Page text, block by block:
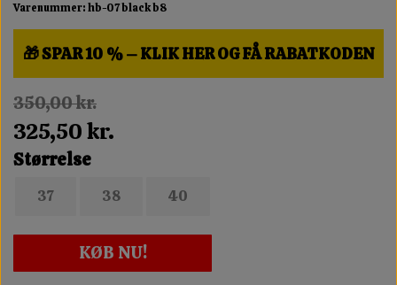
Varenummer: hb-07 black b8
🎁 SPAR 10 % – KLIK HER OG FÅ RABATKODEN
350,00 kr.
325,50 kr.
Størrelse
37 38 40
KØB NU!